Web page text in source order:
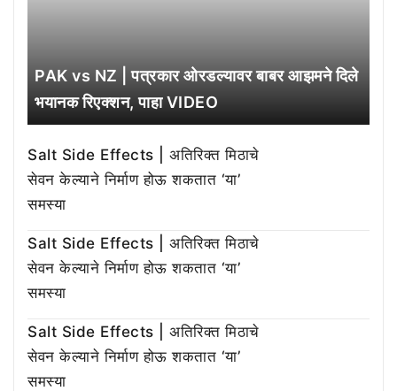
PAK vs NZ | पत्रकार ओरडल्यावर बाबर आझमने दिले
भयानक रिएक्शन, पाहा VIDEO
Salt Side Effects | अतिरिक्त मिठाचे
सेवन केल्याने निर्माण होऊ शकतात ‘या’
समस्या
Salt Side Effects | अतिरिक्त मिठाचे
सेवन केल्याने निर्माण होऊ शकतात ‘या’
समस्या
Salt Side Effects | अतिरिक्त मिठाचे
सेवन केल्याने निर्माण होऊ शकतात ‘या’
समस्या